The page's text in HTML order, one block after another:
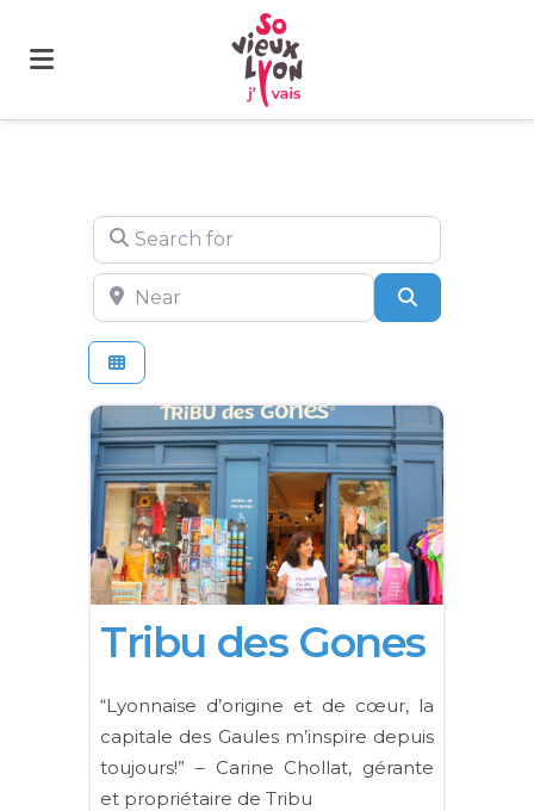
Search for
Near
Commerces insolites Favorite
Tribu des Gones
“Lyonnaise d’origine et de cœur, la
capitale des Gaules m’inspire depuis
toujours!” – Carine Chollat, gérante
et propriétaire de Tribu